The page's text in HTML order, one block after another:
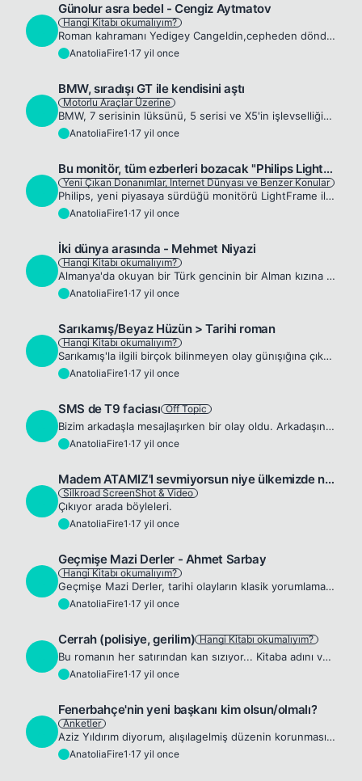
Günolur asra bedel - Cengiz Aytmatov
Hangi Kitabı okumalıyım?
Roman kahramanı Yedigey Cangeldin,cepheden döndükten sonra,Kazak bozkırlarında küçük bir aktarma istasyonunda çalışmaya başlar.burada tanık olduğu ve uzak geçmişine çağrışım yapan olaylar,gerçekte bi...
AnatoliaFire1 ·17 yil once
BMW, sıradışı GT ile kendisini aştı
Motorlu Araçlar Üzerine
BMW, 7 serisinin lüksünü, 5 serisi ve X5'in işlevselliğini bu modelde bir araya getirdi ortaya BMW GT yani Gran Turismo ortaya çıktı. İlk olarak Mart ayında Cenevre'de tanıtılan ve geçtiğimiz günlerd...
AnatoliaFire1 ·17 yil once
Bu monitör, tüm ezberleri bozacak "Philips LightFrame"
Yeni Çıkan Donanımlar, Internet Dünyası ve Benzer Konular
Philips, yeni piyasaya sürdüğü monitörü LightFrame ile devrim yapmaya hazırlanıyor. 22 inçlik bu parlak piyano beyaz yüzeyli monitör, modern ve lüks görünümü ile her tür çağdaş mekana uyum sağlayacak...
AnatoliaFire1 ·17 yil once
İki dünya arasında - Mehmet Niyazi
Hangi Kitabı okumalıyım?
Almanya'da okuyan bir Türk gencinin bir Alman kızına aşkının hikâyesidir. Gurbet insanın kendisiyle boy ölçüştüğü yerdir. Aşk ise orada bir başkadır. Yalnız olan insanın bütün ümitleri o sihirli iliş...
AnatoliaFire1 ·17 yil once
Sarıkamış/Beyaz Hüzün > Tarihi roman
Hangi Kitabı okumalıyım?
Sarıkamış'la ilgili birçok bilinmeyen olay günışığına çıkarıyor... Harekât öncesi göz ardı edilen raporlar...31. ve 32. Tümen' in birbirleriyle çarpışması... Rus Çarı II. Nikolas'ın emir verildiği iç...
AnatoliaFire1 ·17 yil once
SMS de T9 faciası Off Topic
Bizim arkadaşla mesajlaşırken bir olay oldu. Arkadaşın sevgilisisin adı büşra. Memleketi bursa. Bu büşra bizim arkadaşın yanına, Kocaeli'ye gelmişti ve Bursa'ya geri dönecekti. Arkadaşla mesajlaşırke...
AnatoliaFire1 ·17 yil once
Madem ATAMIZ'I sevmiyorsun niye ülkemizde niye duruyosun
Silkroad ScreenShot & Video
Çıkıyor arada böyleleri.
AnatoliaFire1 ·17 yil once
Geçmişe Mazi Derler - Ahmet Sarbay
Hangi Kitabı okumalıyım?
Geçmişe Mazi Derler, tarihi olayların klasik yorumlamaların ötesinde ele alındığı bîr kitap. Ahmet Sarbay, daha önceden işlenmiş bulunan konuları bile, tarih okuma duygusu köreltilmiş insanlara şevk ...
AnatoliaFire1 ·17 yil once
Cerrah (polisiye, gerilim) Hangi Kitabı okumalıyım?
Bu romanın her satırından kan sızıyor... Kitaba adını veren, planlı ve kanlı katil Cerrah gerilimi her an ayakta tutuyor. Dr. Catherine Cordell Savannah’da seri cinayetler işleyen bir katilin vahşi s...
AnatoliaFire1 ·17 yil once
Fenerbahçe'nin yeni başkanı kim olsun/olmalı?
Anketler
Aziz Yıldırım diyorum, alışılagelmiş düzenin korunmasını istemem ve Kalkavan'ı pek tanımamam dolayısıyla. 😜
AnatoliaFire1 ·17 yil once